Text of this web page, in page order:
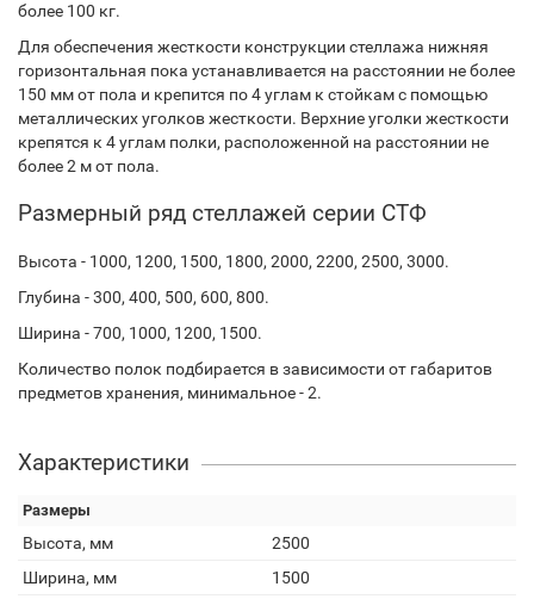
более 100 кг.
Для обеспечения жесткости конструкции стеллажа нижняя
горизонтальная пока устанавливается на расстоянии не более
150 мм от пола и крепится по 4 углам к стойкам с помощью
металлических уголков жесткости. Верхние уголки жесткости
крепятся к 4 углам полки, расположенной на расстоянии не
более 2 м от пола.
Размерный ряд стеллажей серии СТФ
Высота - 1000, 1200, 1500, 1800, 2000, 2200, 2500, 3000.
Глубина - 300, 400, 500, 600, 800.
Ширина - 700, 1000, 1200, 1500.
Количество полок подбирается в зависимости от габаритов
предметов хранения, минимальное - 2.
Характеристики
Размеры
Высота, мм
2500
Ширина, мм
1500